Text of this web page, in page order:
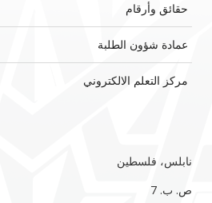
حقائق وأرقام
عمادة شؤون الطلبة
مركز التعلم الالكتروني
نابلس، فلسطين
ص. ب. 7‏